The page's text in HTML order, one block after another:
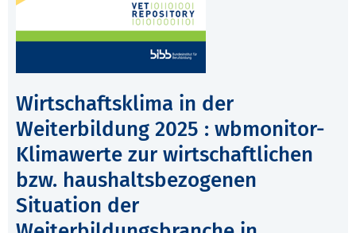
Wirtschaftsklima in der
Weiterbildung 2025 : wbmonitor-
Klimawerte zur wirtschaftlichen
bzw. haushaltsbezogenen
Situation der